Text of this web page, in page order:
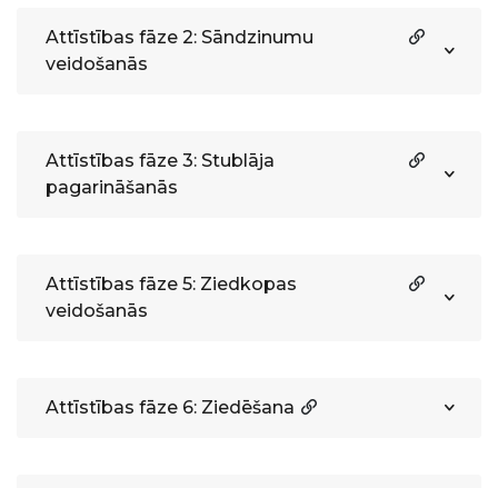
Attīstības fāze 2: Sāndzinumu
veidošanās
Attīstības fāze 3: Stublāja
pagarināšanās
Attīstības fāze 5: Ziedkopas
veidošanās
Attīstības fāze 6: Ziedēšana